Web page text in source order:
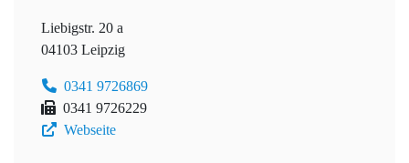
Liebigstr. 20 a
04103 Leipzig
0341 9726869
0341 9726229
Webseite